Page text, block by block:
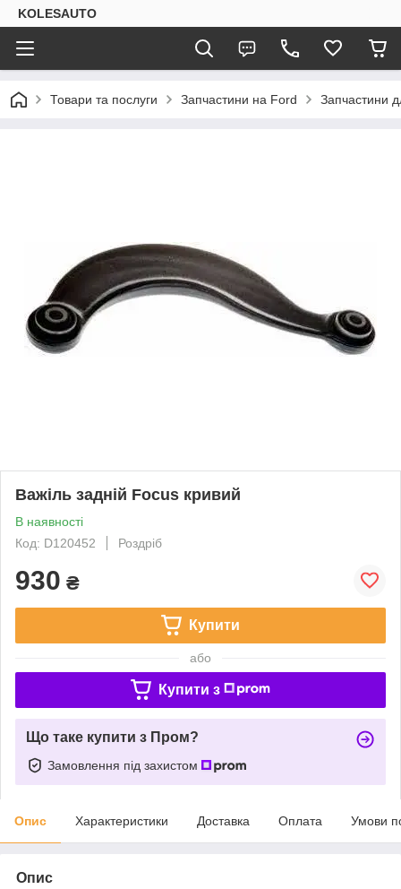
KOLESAUTO
Товари та послуги Запчастини на Ford Запчастини
Важіль задній Focus кривий
В наявності
Код: D120452
Роздріб
930 ₴
Купити
або
Купити з
Що таке купити з Пром?
Замовлення під захистом
Опис Характеристики Доставка Оплата Умови
Опис